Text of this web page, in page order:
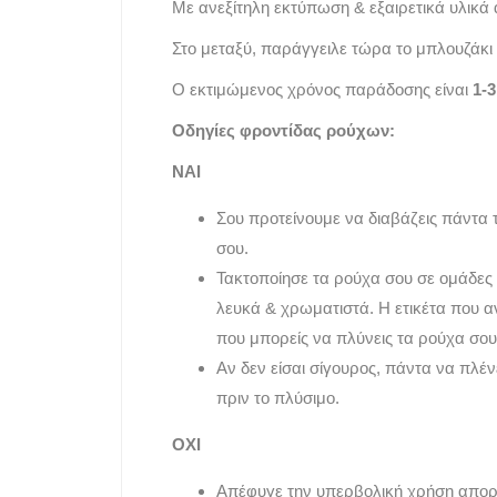
Με ανεξίτηλη εκτύπωση & εξαιρετικά
Στο μεταξύ, παράγγειλε τώρα το μπλουζάκι
Ο εκτιμώμενος χρόνος παράδοσης είναι 1-
Οδηγίες φροντίδας ρούχων:
ΝΑΙ
Σου προτείνουμε να διαβάζεις πάντα
σου.
Τακτοποίησε τα ρούχα σου σε
λευκά & χρωματιστά. Η ετικέτα που
που μπορείς να πλύνεις τα ρούχα
Αν δεν είσαι σίγουρος, πάντα να
πριν το πλύσιμο.
ΟΧΙ
Απέφυγε την υπερβολική χρήση